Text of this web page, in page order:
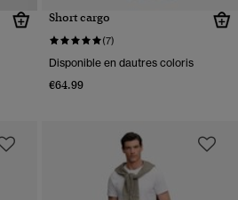
Short cargo
(7)
Disponible en dautres coloris
€64.99